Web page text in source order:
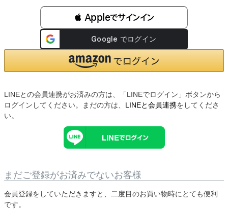
 Appleでサインイン
LINEとの会員連携がお済みの方は、「LINEでログイン」ボタンから
ログインしてください。まだの方は、 LINEと会員連携をしてくださ
い。
まだご登録がお済みでないお客様
会員登録をしていただきますと、二度目のお買い物時にとても便利
です。